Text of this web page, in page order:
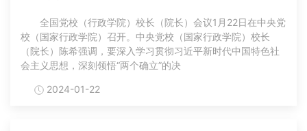
全国党校（行政学院）校长（院长）会议1月22日在中央党
校（国家行政学院）召开。中央党校（国家行政学院）校长
（院长）陈希强调，要深入学习贯彻习近平新时代中国特色社
会主义思想，深刻领悟“两个确立”的决
2024-01-22